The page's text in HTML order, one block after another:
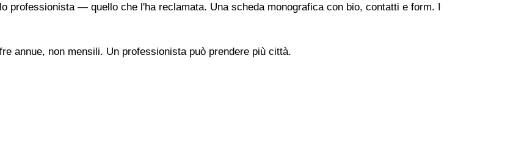
professionista — quello che l'ha reclamata. Una scheda monografica con bio, contatti e form. I
annue, non mensili. Un professionista può prendere più città.